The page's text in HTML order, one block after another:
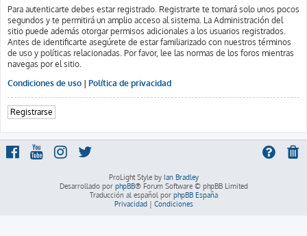
Para autenticarte debes estar registrado. Registrarte te tomará solo unos pocos
segundos y te permitirá un amplio acceso al sistema. La Administración del
sitio puede además otorgar permisos adicionales a los usuarios registrados.
Antes de identificarte asegúrete de estar familiarizado con nuestros términos
de uso y políticas relacionadas. Por favor, lee las normas de los foros mientras
navegas por el sitio.
Condiciones de uso | Política de privacidad
Registrarse
ProLight Style by Ian Bradley
Desarrollado por phpBB® Forum Software © phpBB Limited
Traducción al español por phpBB España
Privacidad| Condiciones